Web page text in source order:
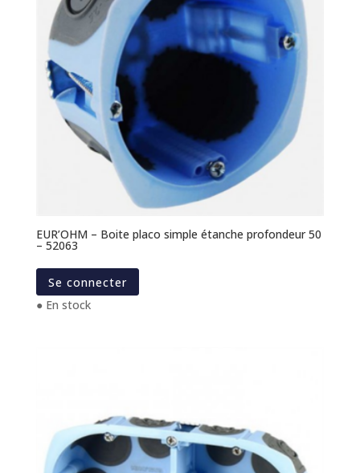
EUR’OHM – Boite placo simple étanche profondeur 50
– 52063
Se connecter
● En stock